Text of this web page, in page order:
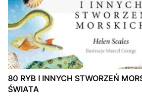
80 RYB I INNYCH STWORZEŃ
ŚWIATA